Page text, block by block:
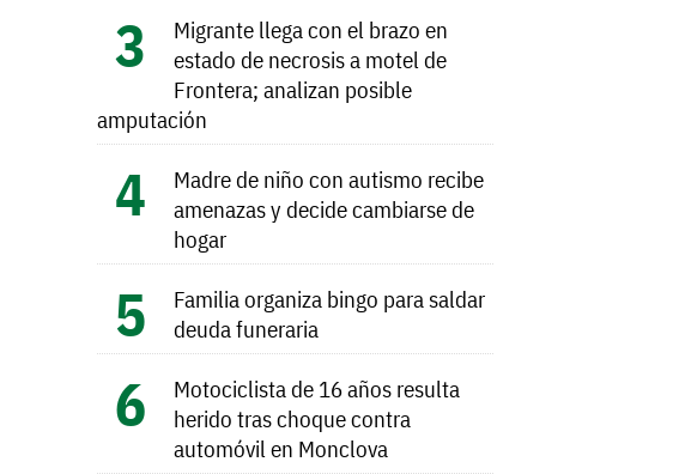
Migrante llega con el brazo en
estado de necrosis a motel de
Frontera; analizan posible
amputación
Madre de niño con autismo recibe
amenazas y decide cambiarse de
hogar
Familia organiza bingo para saldar
deuda funeraria
Motociclista de 16 años resulta
herido tras choque contra
automóvil en Monclova